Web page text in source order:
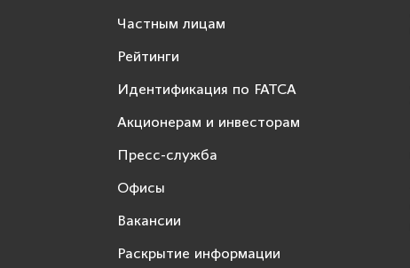
Частным лицам
Рейтинги
Идентификация по FATCA
Акционерам и инвесторам
Пресс-служба
Офисы
Вакансии
Раскрытие информации